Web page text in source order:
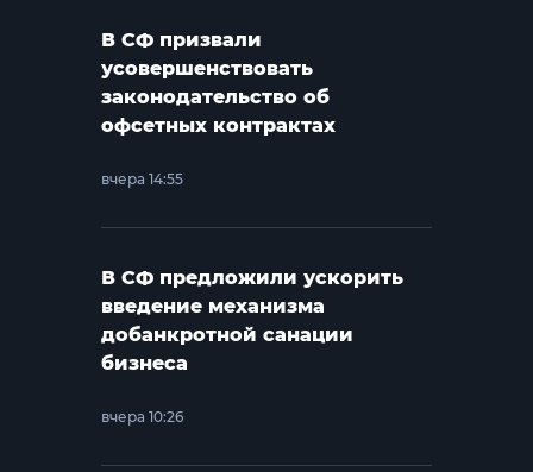
В СФ призвали
усовершенствовать
законодательство об
офсетных контрактах
вчера 14:55
В СФ предложили ускорить
введение механизма
добанкротной санации
бизнеса
вчера 10:26